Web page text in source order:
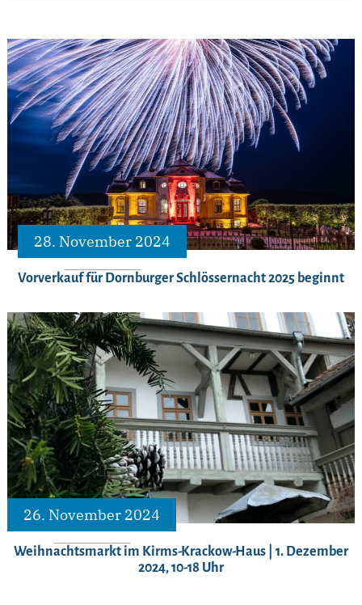
28. November 2024
Vorverkauf für Dornburger Schlössernacht 2025 beginnt
26. November 2024
Weihnachtsmarkt im Kirms-Krackow-Haus | 1. Dezember
2024, 10-18 Uhr